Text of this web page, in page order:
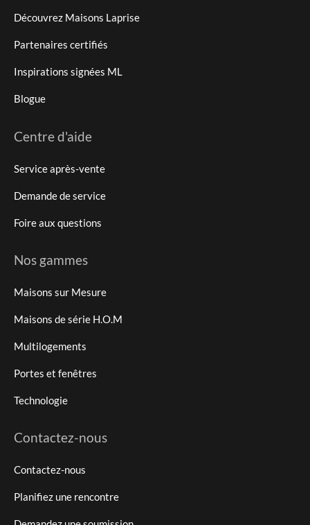
Découvrez Maisons Laprise
Partenaires certifiés
Inspirations signées ML
Blogue
Centre d'aide
Service après-vente
Demande de service
Foire aux questions
Nos gammes
Maisons sur Mesure
Maisons de série H.O.M
Multilogements
Portes et fenêtres
Technologie
Contactez-nous
Contactez-nous
Planifiez une rencontre